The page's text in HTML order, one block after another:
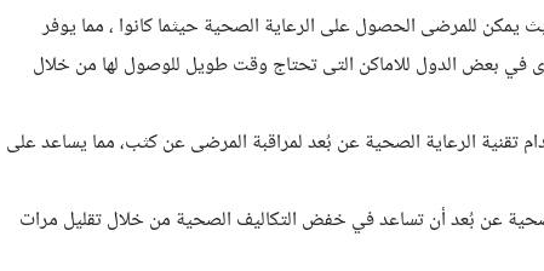
يمكن للمرضى الحصول على الرعاية الصحية حيثما كانوا ، مما يوفر
في بعض الدول للاماكن التى تحتاج وقت طويل للوصول لها من خلال
تقنية الرعاية الصحية عن بُعد لمراقبة المرضى عن كثب، مما يساعد على
عن بُعد أن تساعد في خفض التكاليف الصحية من خلال تقليل مرات